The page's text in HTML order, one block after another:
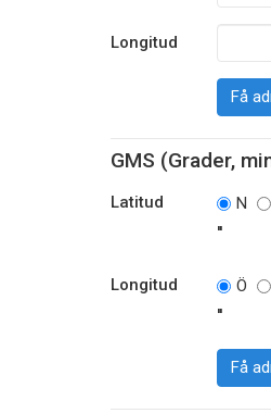
Longitud
Få
GMS (Grader,
Latitud N
''
Longitud Ö
''
Få